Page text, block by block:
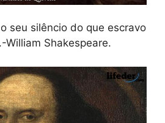
seu silêncio do que escravo
William Shakespeare.